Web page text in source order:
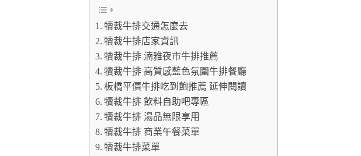
犢裁牛排交通怎麼去
犢裁牛排店家資訊
犢裁牛排 湳雅夜市牛排推薦
犢裁牛排 高質感藍色氛圍牛排餐廳
板橋平價牛排吃到飽推薦 延伸閱讀
犢裁牛排 飲料自助吧專區
犢裁牛排 湯品無限享用
犢裁牛排 商業午餐菜單
犢裁牛排菜單